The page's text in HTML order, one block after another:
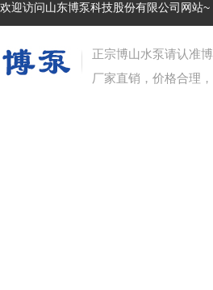
欢迎访问山东博泵科技股份有限公司网站~
正宗博山水泵请认准
厂家直销，价格合理